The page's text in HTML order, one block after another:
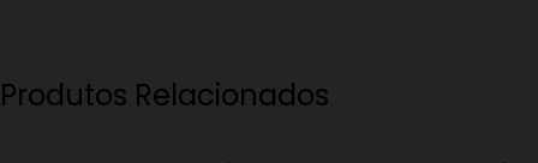
Produtos Relacionados